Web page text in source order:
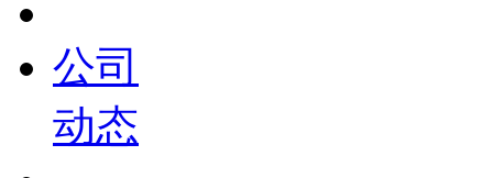
公司
动态